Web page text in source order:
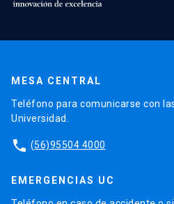
MESA CENTRAL
Teléfono para comunicarse con
Universidad.
phone (56)95504 4000
EMERGENCIAS UC